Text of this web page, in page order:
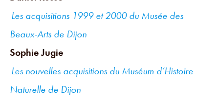
Les acquisitions 1999 et 2000 du Musée des
Beaux-Arts de Dijon
Sophie Jugie
Les nouvelles acquisitions du Muséum d’Histoire
Naturelle de Dijon